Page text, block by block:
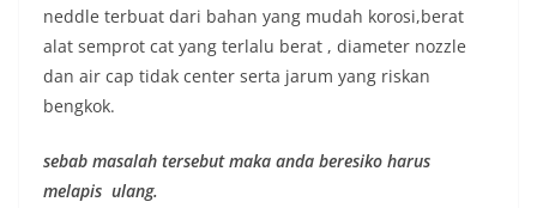
neddle terbuat dari bahan yang mudah korosi,berat
alat semprot cat yang terlalu berat , diameter nozzle
dan air cap tidak center serta jarum yang riskan
bengkok.
sebab masalah tersebut maka anda beresiko harus
melapis ulang.